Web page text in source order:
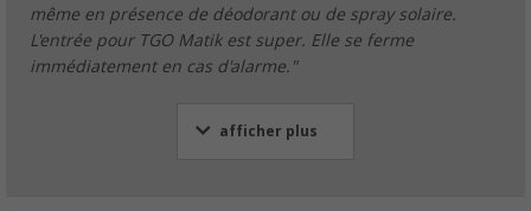
même en présence de déodorant ou de spray solaire.
L'entrée pour TGO Matik est super. Elle se ferme
immédiatement en cas d'alarme."
afficher plus